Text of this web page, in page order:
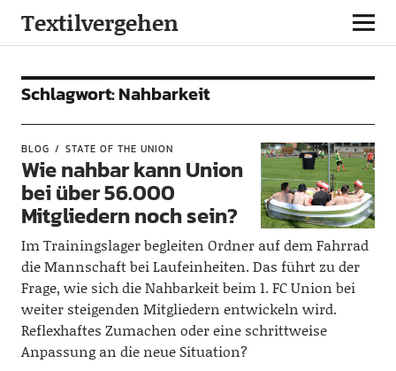
Textilvergehen
Schlagwort:Nahbarkeit
BLOG STATE OF THE UNION
Wie nahbar kann Union
bei über 56.000
Mitgliedern noch sein?
Im Trainingslager begleiten Ordner auf dem Fahrrad
die Mannschaft bei Laufeinheiten. Das führt zu der
Frage, wie sich die Nahbarkeit beim 1. FC Union bei
weiter steigenden Mitgliedern entwickeln wird.
Reflexhaftes Zumachen oder eine schrittweise
Anpassung an die neue Situation?